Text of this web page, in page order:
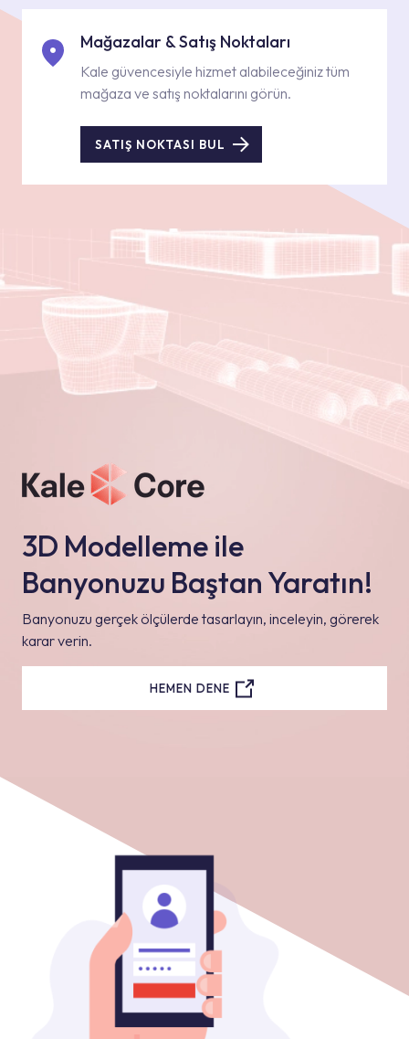
Mağazalar & Satış Noktaları
Kale güvencesiyle hizmet alabileceğiniz tüm
mağaza ve satış noktalarını görün.
SATIŞ NOKTASI BUL
3D Modelleme ile
Banyonuzu Baştan Yaratın!
Banyonuzu gerçek ölçülerde tasarlayın, inceleyin, görerek
karar verin.
HEMEN DENE